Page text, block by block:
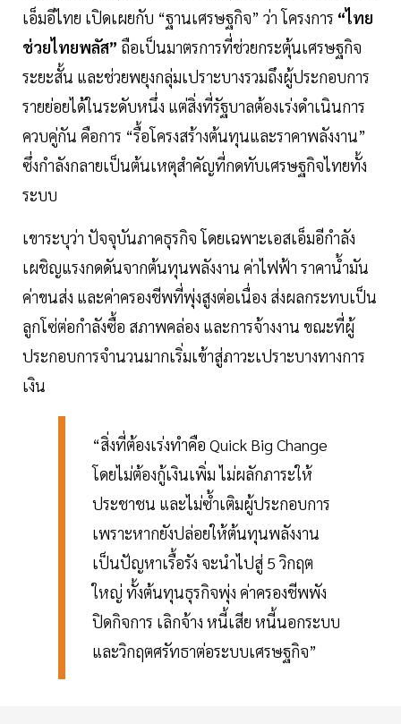
เอ็มอีไทย เปิดเผยกับ “ฐานเศรษฐกิจ” ว่า โครงการ “ไทย
ช่วยไทยพลัส” ถือเป็นมาตรการที่ช่วยกระตุ้นเศรษฐกิจ
ระยะสั้น และช่วยพยุงกลุ่มเปราะบางรวมถึงผู้ประกอบการ
รายย่อยได้ในระดับหนึ่ง แต่สิ่งที่รัฐบาลต้องเร่งดำเนินการ
ควบคู่กัน คือการ “รื้อโครงสร้างต้นทุนและราคาพลังงาน”
ซึ่งกำลังกลายเป็นต้นเหตุสำคัญที่กดทับเศรษฐกิจไทยทั้ง
ระบบ
เขาระบุว่า ปัจจุบันภาคธุรกิจ โดยเฉพาะเอสเอ็มอีกำลัง
เผชิญแรงกดดันจากต้นทุนพลังงาน ค่าไฟฟ้า ราคาน้ำมัน
ค่าขนส่ง และค่าครองชีพที่พุ่งสูงต่อเนื่อง ส่งผลกระทบเป็น
ลูกโซ่ต่อกำลังซื้อ สภาพคล่อง และการจ้างงาน ขณะที่ผู้
ประกอบการจำนวนมากเริ่มเข้าสู่ภาวะเปราะบางทางการ
เงิน
“สิ่งที่ต้องเร่งทำคือ Quick Big Change
โดยไม่ต้องกู้เงินเพิ่ม ไม่ผลักภาระให้
ประชาชน และไม่ซ้ำเติมผู้ประกอบการ
เพราะหากยังปล่อยให้ต้นทุนพลังงาน
เป็นปัญหาเรื้อรัง จะนำไปสู่ 5 วิกฤต
ใหญ่ ทั้งต้นทุนธุรกิจพุ่ง ค่าครองชีพพัง
ปิดกิจการ เลิกจ้าง หนี้เสีย หนี้นอกระบบ
และวิกฤตศรัทธาต่อระบบเศรษฐกิจ”